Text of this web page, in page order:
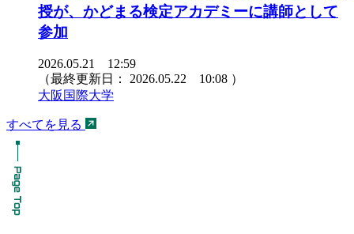
授が、かどまる検定アカデミーに講師として
参加
2026.05.21 12:59
（最終更新日： 2026.05.22 10:08 ）
大阪国際大学
すべてを見る